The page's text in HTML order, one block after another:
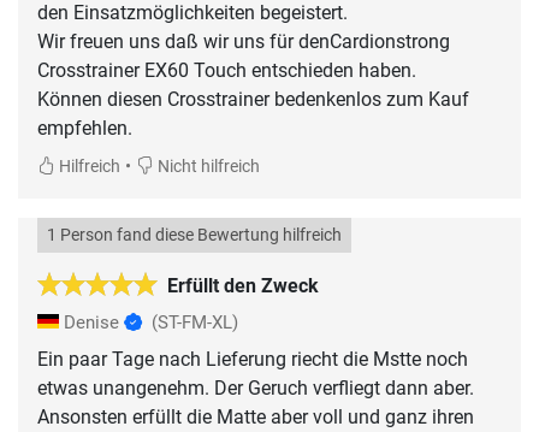
den Einsatzmöglichkeiten begeistert.
Wir freuen uns daß wir uns für denCardionstrong
Crosstrainer EX60 Touch entschieden haben.
Können diesen Crosstrainer bedenkenlos zum Kauf
Hilfreich • Nicht hilfreich
Erfüllt den Zweck
1 Person fand diese Bewertung hilfreich
Denise (ST-FM-XL)
Ein paar Tage nach Lieferung riecht die Mstte noch
etwas unangenehm. Der Geruch verfliegt dann aber.
Ansonsten erfüllt die Matte aber voll und ganz ihren